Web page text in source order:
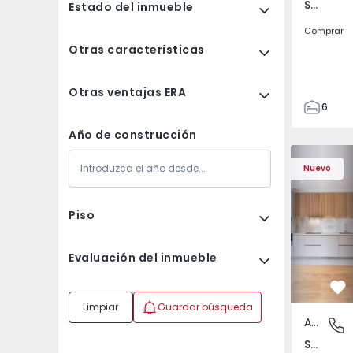
Estado del inmueble
Otras características
Otras ventajas ERA
Año de construcción
Piso
Evaluación del inmueble
Limpiar Guardar búsqueda
Santa Cristina Couto, Santo Tirso
Comprar
6
155
155
480
Nuevo
Apartamento T2
Santa
Apartamento
Santa Comba Dão e Couto do Mosteiro, Viseu